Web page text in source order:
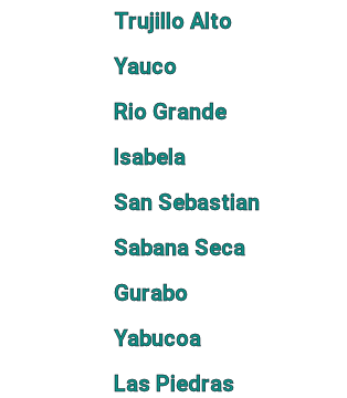
Trujillo Alto
Yauco
Rio Grande
Isabela
San Sebastian
Sabana Seca
Gurabo
Yabucoa
Las Piedras